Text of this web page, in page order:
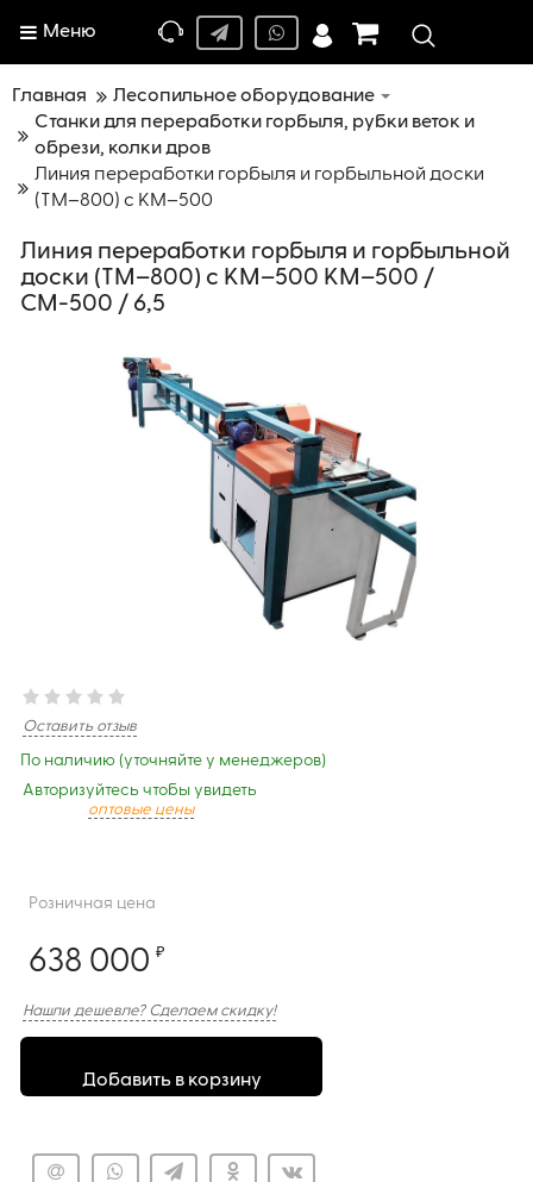
Меню
Главная
Лесопильное оборудование
Станки для переработки горбыля, рубки веток и
обрези, колки дров
Линия переработки горбыля и горбыльной доски
(ТМ–800) с КМ–500
Линия переработки горбыля и горбыльной
доски (ТМ–800) с КМ–500 КМ–500 /
СМ-500 / 6,5
Оставить отзыв
По наличию (уточняйте у менеджеров)
Авторизуйтесь чтобы увидеть
оптовые цены
Розничная цена
638 000 ₽
Нашли дешевле? Сделаем скидку!
Добавить в корзину